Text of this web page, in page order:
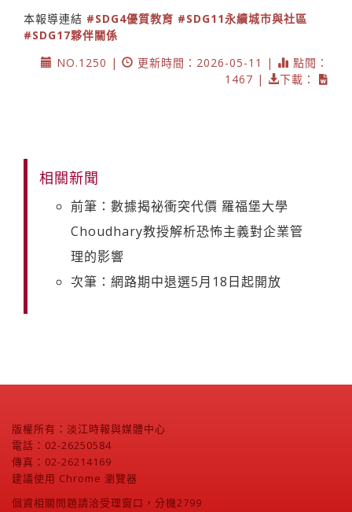
本報導連結 #SDG4優質教育 #SDG11永續城市與社區
#SDG17夥伴關係
NO.1250 |
更新時間：2026-05-11 |
點閱：
1467 |
下載：
相關新聞
前筆：數據揭祕衝突代價 羅福堡大學
Choudhary教授解析恐怖主義對企業管
理的影響
次筆：網路期中退選5月18日起開放
版權所有：淡江時報與媒體中心
電話：02-26250584
傳真：02-26214169
建議使用 Chrome 瀏覽器
個資相關問題請洽受理窗口，分機2799